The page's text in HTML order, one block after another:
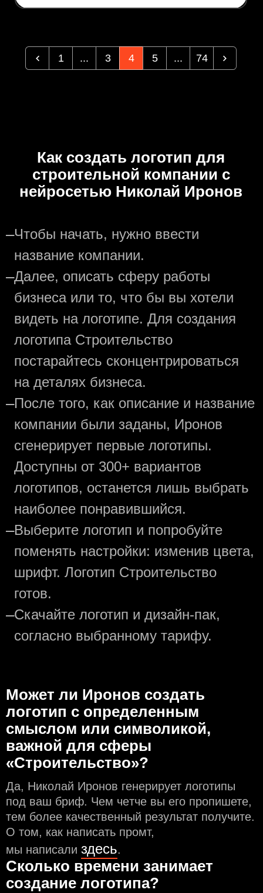
1 ... 3 4 5 ... 74
Как создать логотип для
строительной компании с
нейросетью Николай Иронов
—Чтобы начать, нужно ввести
название компании.
—Далее, описать сферу работы
бизнеса или то, что бы вы хотели
видеть на логотипе. Для создания
логотипа Строительство
постарайтесь сконцентрироваться
на деталях бизнеса.
—После того, как описание и название
компании были заданы, Иронов
сгенерирует первые логотипы.
Доступны от 300+ вариантов
логотипов, останется лишь выбрать
наиболее понравившийся.
—Выберите логотип и попробуйте
поменять настройки: изменив цвета,
шрифт. Логотип Строительство
готов.
—Скачайте логотип и дизайн-пак,
согласно выбранному тарифу.
Может ли Иронов создать
логотип с определeнным
смыслом или символикой,
важной для сферы
«Строительство»?
Да, Николай Иронов генерирует логотипы
под ваш бриф. Чем чeтче вы его пропишете,
тем более качественный результат получите.
О том, как написать промт,
мы написали здесь.
Сколько времени занимает
создание логотипа?